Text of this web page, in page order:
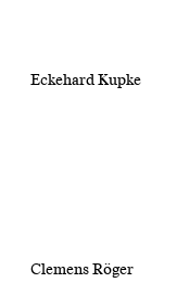
Eckehard Kupke
Clemens Röger